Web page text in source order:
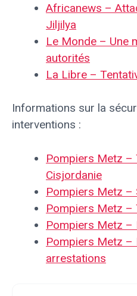
Africanews –
Jiljilya
Le Monde – Une
autorités
La Libre –
Informations sur la
interventions :
Pompiers Metz –
Cisjordanie
Pompiers Metz –
Pompiers Metz –
Pompiers Metz –
Pompiers Metz –
arrestations